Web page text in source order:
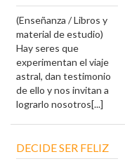
(Enseñanza / Libros y
material de estudio)
Hay seres que
experimentan el viaje
astral, dan testimonio
de ello y nos invitan a
lograrlo nosotros[...]
DECIDE SER FELIZ